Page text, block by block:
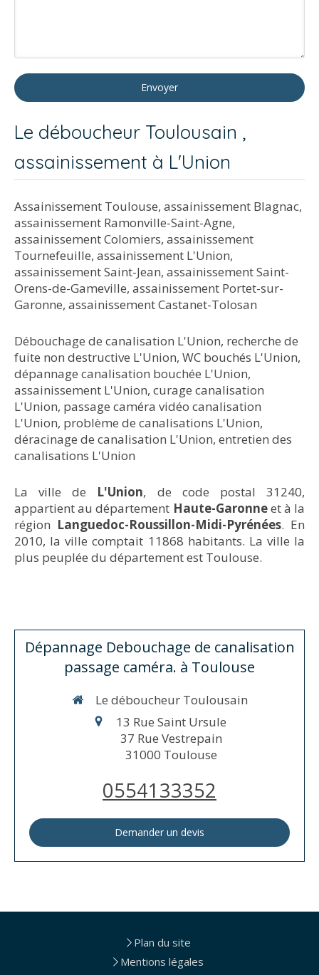
Envoyer
Le déboucheur Toulousain ,
assainissement à L'Union
Assainissement Toulouse, assainissement Blagnac,
assainissement Ramonville-Saint-Agne,
assainissement Colomiers, assainissement
Tournefeuille, assainissement L'Union,
assainissement Saint-Jean, assainissement Saint-
Orens-de-Gameville, assainissement Portet-sur-
Garonne, assainissement Castanet-Tolosan
Débouchage de canalisation L'Union, recherche de
fuite non destructive L'Union, WC bouchés L'Union,
dépannage canalisation bouchée L'Union,
assainissement L'Union, curage canalisation
L'Union, passage caméra vidéo canalisation
L'Union, problème de canalisations L'Union,
déracinage de canalisation L'Union, entretien des
canalisations L'Union
La ville de L'Union, de code postal 31240,
appartient au département Haute-Garonneet à la
région Languedoc-Roussillon-Midi-Pyrénées. En
2010, la ville comptait 11868 habitants. La ville la
plus peuplée du département est Toulouse.
Dépannage Debouchage de canalisation
passage caméra. à Toulouse
Le déboucheur Toulousain
13 Rue Saint Ursule
37 Rue Vestrepain
31000 Toulouse
0554133352
Demander un devis
Plan du site
Mentions légales